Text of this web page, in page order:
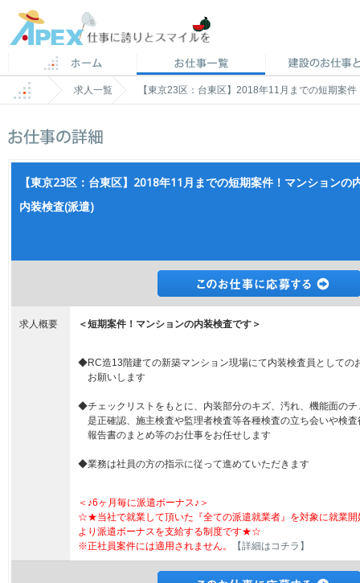
求人一覧 【東京23区：台東区】2018年11月までの短期案
【東京23区：台東区】2018年11月までの短期案件！マンションの
内装検査(派遣)
求人概要 ＜短期案件！マンションの内装検査です＞
◆RC造13階建ての新築マンション現場にて内装検査員としての
お願いします
◆チェックリストをもとに、内装部分のキズ、汚れ、機能面のチ
是正確認、施主検査や監理者検査等各種検査の立ち会いや検査
報告書のまとめ等のお仕事をお任せします
◆業務は社員の方の指示に従って進めていただきます
＜♪6ヶ月毎に派遣ボーナス♪＞
☆★当社で就業して頂いた『全ての派遣就業者』を対象に就業開
より派遣ボーナスを支給する制度です★☆
※正社員案件には適用されません。
【詳細はコチラ】